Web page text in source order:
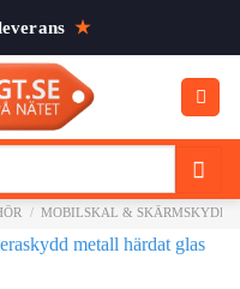
★
/ MOBILSKAL & SKÄRMSKYDD